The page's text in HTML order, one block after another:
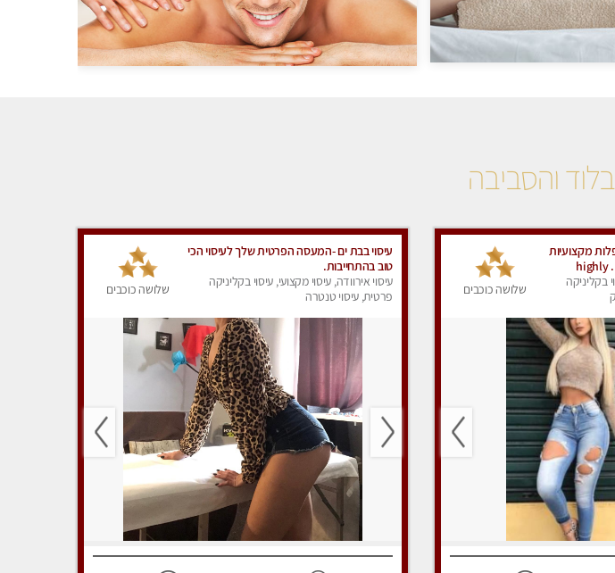
בלוד והסביבה
מקצועיות
ברמה גבוהה מומלץ מאוד !!! . . highly
recommended..new in the city -אין פרטים
בקליניקה
שלושה כוכבים
עיסוי בבת ים -המעסה הפרטית שלך לעיסוי הכי
טוב בהתחייבות.
עיסוי אירוודה, עיסוי מקצועי, עיסוי בקליניקה
פרטית, עיסוי טנטרה
שלושה כוכבים